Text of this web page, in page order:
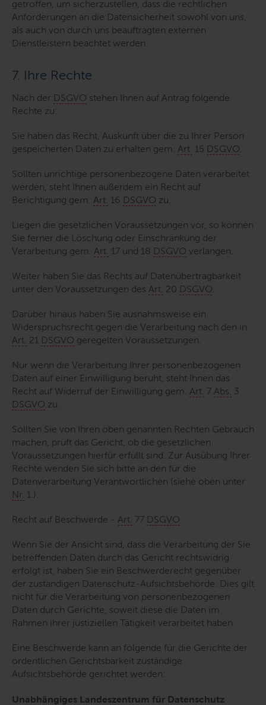
getroffen, um sicherzustellen, dass die rechtlichen
Anforderungen an die Datensicherheit sowohl von uns,
als auch von durch uns beauftragten externen
Dienstleistern beachtet werden.
7. Ihre Rechte
Nach der DSGVO stehen Ihnen auf Antrag folgende
Rechte zu:
Sie haben das Recht, Auskunft über die zu Ihrer Person
gespeicherten Daten zu erhalten gem. Art. 15 DSGVO
Sollten unrichtige personenbezogene Daten verarbeitet
werden, steht Ihnen außerdem ein Recht auf
Berichtigung gem. Art. 16 DSGVO zu.
Liegen die gesetzlichen Voraussetzungen vor, so können
Sie ferner die Löschung oder Einschränkung der
Verarbeitung gem. Art. 17 und 18 DSGVO verlangen.
Weiter haben Sie das Rechts auf Datenübertragbarkeit
unter den Voraussetzungen des Art. 20 DSGVO
Darüber hinaus haben Sie ausnahmsweise ein
Widerspruchsrecht gegen die Verarbeitung nach den in
Art. 21 DSGVO geregelten Voraussetzungen.
Nur wenn die Verarbeitung Ihrer personenbezogenen
Daten auf einer Einwilligung beruht, steht Ihnen das
Recht auf Widerruf der Einwilligung gem. Art. 7 Abs. 3
DSGVO zu.
Sollten Sie von Ihren oben genannten Rechten Gebrauch
machen, prüft das Gericht, ob die gesetzlichen
Voraussetzungen hierfür erfüllt sind. Zur Ausübung Ihrer
Rechte wenden Sie sich bitte an den für die
Datenverarbeitung Verantwortlichen (siehe oben unter
Nr. 1.).
Recht auf Beschwerde - Art. 77 DSGVO
Wenn Sie der Ansicht sind, dass die Verarbeitung der Sie
betreffenden Daten durch das Gericht rechtswidrig
erfolgt ist, haben Sie ein Beschwerderecht gegenüber
der zuständigen Datenschutz-Aufsichtsbehörde. Dies gilt
nicht für die Verarbeitung von personenbezogenen
Daten durch Gerichte, soweit diese die Daten im
Rahmen ihrer justiziellen Tätigkeit verarbeitet haben.
Eine Beschwerde kann an folgende für die Gerichte der
ordentlichen Gerichtsbarkeit zuständige
Aufsichtsbehörde gerichtet werden:
Unabhängiges Landeszentrum für Datenschutz